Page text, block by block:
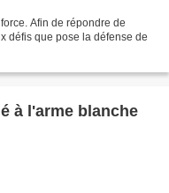
Afin de répondre de
défis que pose la défense de
à l'arme blanche